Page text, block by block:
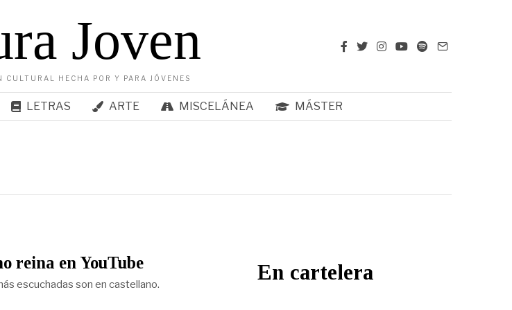
Joven
CULTURAL HECHA POR Y PARA JÓVENES
LETRAS ARTE MISCELÁNEA MÁSTER
reina en YouTube
escuchadas son en castellano.
En cartelera